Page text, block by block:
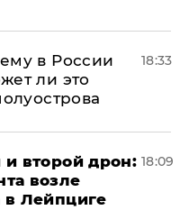
в России
ли это
18:33
второй дрон:
возле
в Лейпциге
18:09